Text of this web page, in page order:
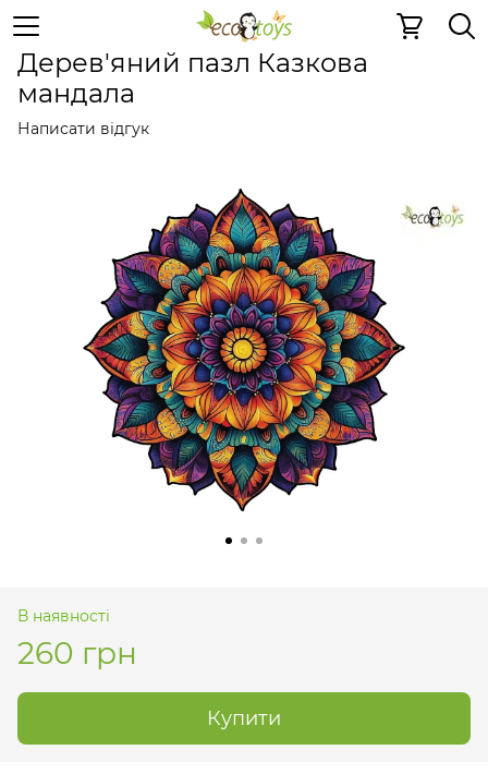
Дерев'яні 2D пазли Дерев'яні 2D
Дерев'яний пазл Казкова
мандала
Написати відгук
В наявності
260 грн
Купити